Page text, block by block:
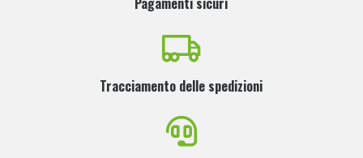
Tracciamento delle spedizioni